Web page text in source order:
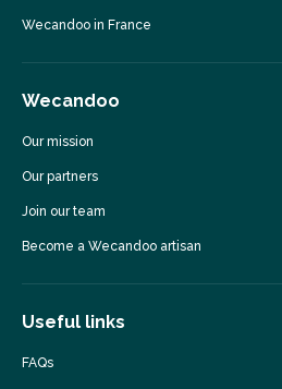
Wecandoo in France
Wecandoo
Our mission
Our partners
Join our team
Become a Wecandoo artisan
Useful links
FAQs